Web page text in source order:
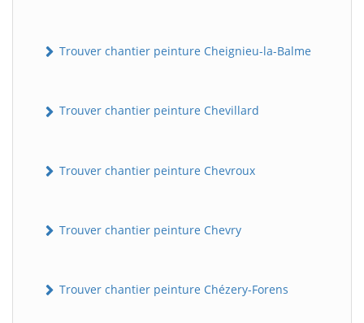
Trouver chantier peinture Cheignieu-la-Balme
Trouver chantier peinture Chevillard
Trouver chantier peinture Chevroux
Trouver chantier peinture Chevry
Trouver chantier peinture Chézery-Forens